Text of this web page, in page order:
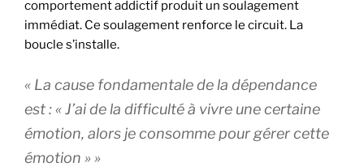
comportement addictif produit un soulagement
immédiat. Ce soulagement renforce le circuit. La
boucle s’installe.
« La cause fondamentale de la dépendance
est : « J’ai de la difficulté à vivre une certaine
émotion, alors je consomme pour gérer cette
émotion » »